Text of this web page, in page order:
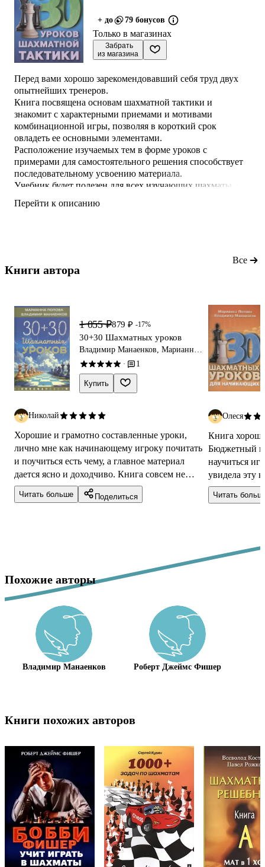
+ до 79 бонусов
Только в магазинах
Забрать
из магазина
Перед вами хорошо зарекомендовавший себя труд двух
опытнейших тренеров.
Книга посвящена основам шахматной тактики и
знакомит с характерными приемами и мотивами
комбинационной игры, позволяя в короткий срок
овладеть ее основными элементами.
Расположение изучаемых тем в форме уроков с
примерами для самостоятельного решения способствует
последовательному усвоению материала.
Учебник будет полезен для всех изучающих шахматы, как
работы с родителями или тренером.
Перейти к описанию
Книги автора
Все
1 055 ₽879 ₽ -17%
30+30 Шахматных уроков
Владимир Манаенков, Марианна
Попова
· 1
Купить
Николай
Хорошие и грамотно составленные уроки,
лично мне как начинающему игроку почитать
и поучиться есть чему, а главное материал
дается ясно и доходчиво. Книга совсем не
большая, но содержательная. Азы стар...
Читать больше Поделиться
Олеся
Книга
Бюджетный
научиться
увидела эту
изучила и
Читать
Похожие авторы
Владимир Манаенков Роберт Джеймс Фишер
Книги похожих авторов